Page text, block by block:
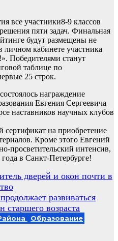
все участники8-9 классов
пяти задач. Финальная
будут размещены не
личном кабинете участника
Победителями станут
таблице по
25 строк.
награждение
Евгения Сергеевича
наставников научных клубов
на приобретение
Кроме этого Евгений
просветительский интенсив,
в Санкт-Петербурге!
дверей и окон почти в
развиваться
старшего возраста
Образование